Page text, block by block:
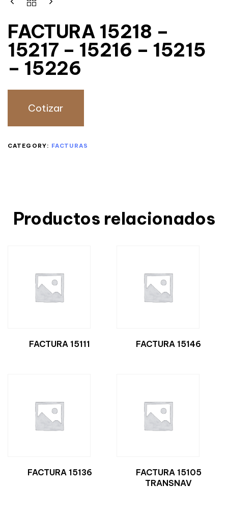
FACTURA 15218 –
15217 – 15216 – 15215
– 15226
Cotizar
CATEGORY: FACTURAS
Productos relacionados
FACTURA 15111 FACTURA 15146
FACTURA 15136
FACTURA 15105
TRANSNAV